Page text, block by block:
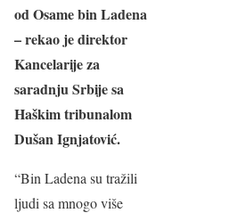
od Osame bin Ladena
– rekao je direktor
Kancelarije za
saradnju Srbije sa
Haškim tribunalom
Dušan Ignjatović.
“Bin Ladena su tražili
ljudi sa mnogo više